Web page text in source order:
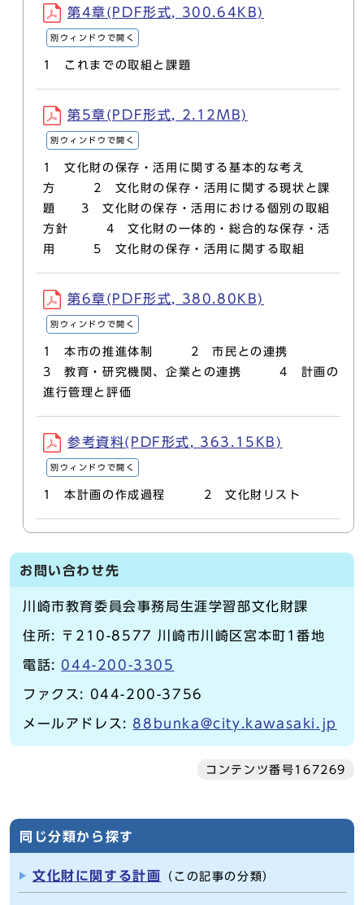
第4章(PDF形式, 300.64KB)
別ウィンドウで開く
1 これまでの取組と課題
第5章(PDF形式, 2.12MB)
別ウィンドウで開く
1 文化財の保存・活用に関する基本的な考え
方 2 文化財の保存・活用に関する現状と課
題 3 文化財の保存・活用における個別の取組
方針 4 文化財の一体的・総合的な保存・活
用 5 文化財の保存・活用に関する取組
第6章(PDF形式, 380.80KB)
別ウィンドウで開く
1 本市の推進体制 2 市民との連携
3 教育・研究機関、企業との連携 4 計画の
進行管理と評価
参考資料(PDF形式, 363.15KB)
別ウィンドウで開く
1 本計画の作成過程 2 文化財リスト
お問い合わせ先
川崎市教育委員会事務局生涯学習部文化財課
住所: 〒210-8577 川崎市川崎区宮本町1番地
電話: 044-200-3305
ファクス: 044-200-3756
メールアドレス:88bunka@city.kawasaki.jp
コンテンツ番号167269
同じ分類から探す
文化財に関する計画 （この記事の分類）